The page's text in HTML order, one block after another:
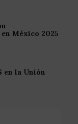
México 2025
en la Unión